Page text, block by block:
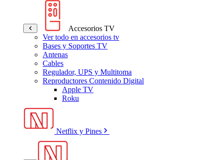
Accesorios TV
Ver todo en accesorios tv
Bases y Soportes TV
Antenas
Cables
Regulador, UPS y Multitoma
Reproductores Contenido Digital
Apple TV
Roku
Netflix y Pines